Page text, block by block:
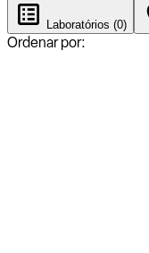
Laboratórios (0)
Ordenar por: